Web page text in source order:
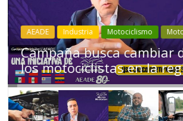
Industria Movilidad Transporte
Choferes profesionales
Ecuador en movimiento